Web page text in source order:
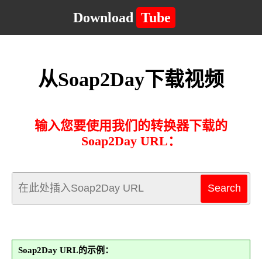
Download Tube
从Soap2Day下载视频
输入您要使用我们的转换器下载的
Soap2Day URL：
Soap2Day URL的示例：